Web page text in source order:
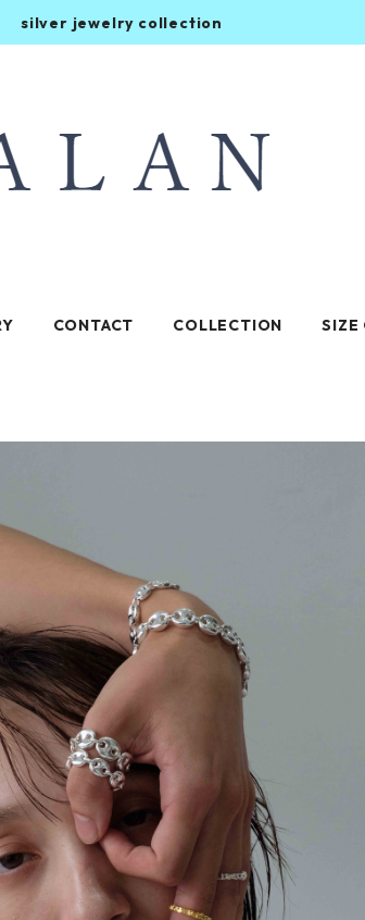
silver jewelry collection
CONTACT COLLECTION SIZE